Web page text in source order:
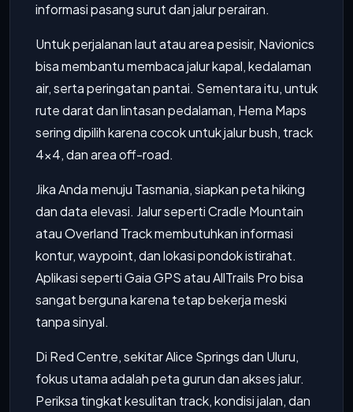
informasi pasang surut dan jalur perairan.
Untuk perjalanan laut atau area pesisir, Navionics
bisa membantu membaca jalur kapal, kedalaman
air, serta peringatan pantai. Sementara itu, untuk
rute darat dan lintasan pedalaman, Hema Maps
sering dipilih karena cocok untuk jalur bush, track
4x4, dan area off-road.
Jika Anda menuju Tasmania, siapkan peta hiking
dan data elevasi. Jalur seperti Cradle Mountain
atau Overland Track membutuhkan informasi
kontur, waypoint, dan lokasi pondok istirahat.
Aplikasi seperti Gaia GPS atau AllTrails Pro bisa
sangat berguna karena tetap bekerja meski
tanpa sinyal.
Di Red Centre, sekitar Alice Springs dan Uluru,
fokus utama adalah peta gurun dan akses jalur.
Periksa tingkat kesulitan track, kondisi jalan, dan